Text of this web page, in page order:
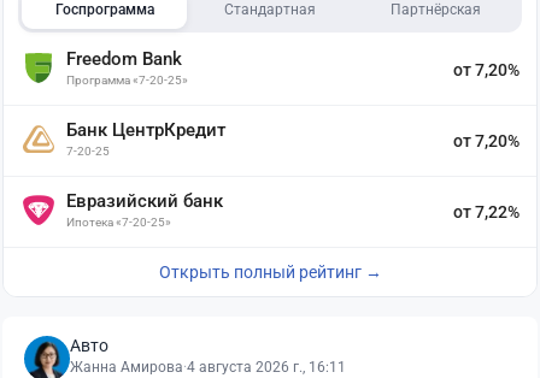
Госпрограмма Стандартная Партнёрская
Freedom Bank
Программа «7-20-25»
от 7,20%
Банк ЦентрКредит
7-20-25
от 7,20%
Евразийский банк
Ипотека «7-20-25»
от 7,22%
Открыть полный рейтинг →
Авто
Жанна Амирова·4 августа 2026 г., 16:11